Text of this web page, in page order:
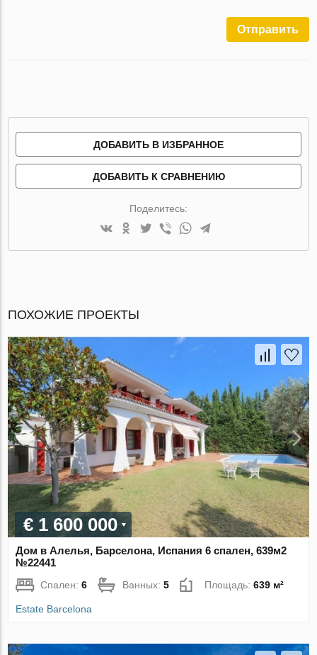
Отправить
ДОБАВИТЬ В ИЗБРАННОЕ
ДОБАВИТЬ К СРАВНЕНИЮ
Поделитесь:
ПОХОЖИЕ ПРОЕКТЫ
€ 1 600 000
Дом в Алелья, Барселона, Испания 6 спален, 639м2
№22441
Спален:6 Ванных:5 Площадь:639 м²
Estate Barcelona